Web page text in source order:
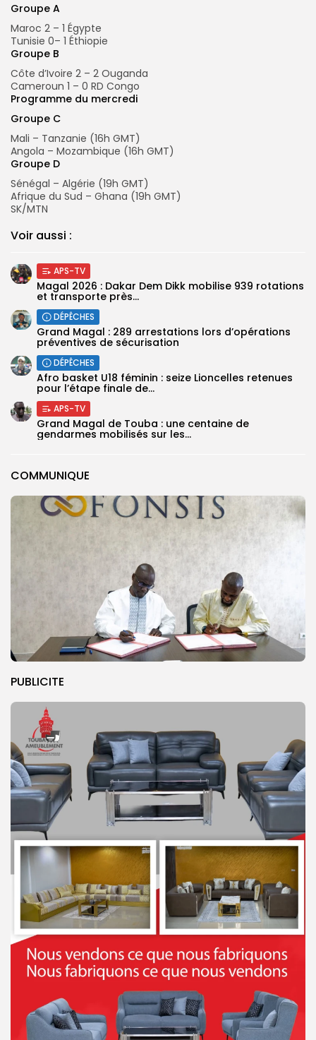
COMMUNIQUE
PUBLICITE
Groupe A
Maroc 2 – 1 Égypte
Tunisie 0– 1 Éthiopie
Groupe B
Côte d’Ivoire 2 – 2 Ouganda
Cameroun 1 – 0 RD Congo
Programme du mercredi
Groupe C
Mali – Tanzanie (16h GMT)
Angola – Mozambique (16h GMT)
Groupe D
Sénégal – Algérie (19h GMT)
Afrique du Sud – Ghana (19h GMT)
SK/MTN
Voir aussi :
APS-TV
Magal 2026 : Dakar Dem Dikk mobilise 939 rotations
et transporte près...
DÉPÊCHES
Grand Magal : 289 arrestations lors d’opérations
préventives de sécurisation
DÉPÊCHES
‎Afro basket U18 féminin : seize Lioncelles retenues
pour l’étape finale de...
APS-TV
Grand Magal de Touba : une centaine de
gendarmes mobilisés sur les...